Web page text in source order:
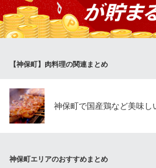
料理もございます。
※こちらは夜のみのこだわりです。
郷土料理と日本酒のお店
東京都千代田区神田神保町3-5 ニュー徳栄ビルB1
【神保町】肉料理の関連まとめ
神保町で国産鶏など美味
神保町エリアのおすすめまとめ